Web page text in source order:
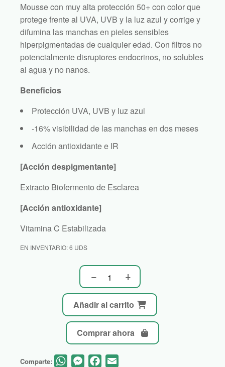
Mousse con muy alta protección 50+ con color que
protege frente al UVA, UVB y la luz azul y corrige y
difumina las manchas en pieles sensibles
hiperpigmentadas de cualquier edad. Con filtros no
potencialmente disruptores endocrinos, no solubles
al agua y no nanos.
Beneficios
Protección UVA, UVB y luz azul
-16% visibilidad de las manchas en dos meses
Acción antioxidante e IR
[Acción despigmentante]
Extracto Biofermento de Esclarea
[Acción antioxidante]
Vitamina C Estabilizada
EN INVENTARIO: 6 UDS
Añadir al carrito
Comprar ahora
Comparte: WhatsAppMessengerFacebook